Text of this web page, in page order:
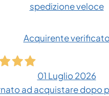
spedizione veloce
Acquirente
01 Luglio 2026
ad acquistare dopo